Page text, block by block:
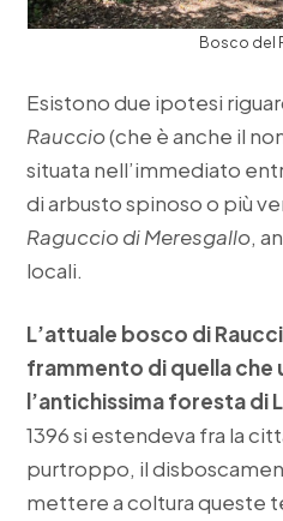
Bosco del
Esistono due ipotesi
Rauccio(che è anche il
situata nell’immediato
di arbusto spinoso o più
Raguccio di Meresgallo,
locali.
L’attuale bosco di
frammento di quella che
l’antichissima foresta di
1396 si estendeva fra la
purtroppo, il
mettere a coltura queste